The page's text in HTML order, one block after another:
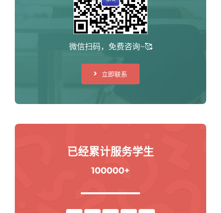
微信扫码，免费咨询~🥰
立即联系
已经累计服务学生
100000+